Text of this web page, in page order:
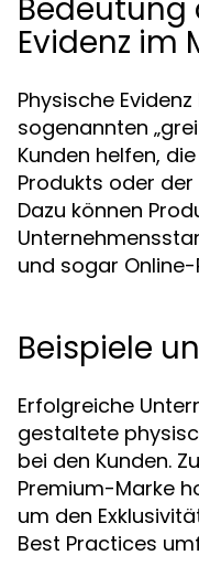
Bedeutung
Evidenz im
Physische
sogenannten
Kunden helfen,
Produkts oder
Dazu können
und sogar
Beispiele
Erfolgreiche
gestaltete
bei den Kunden.
Premium-Marke
um den
Best Practices